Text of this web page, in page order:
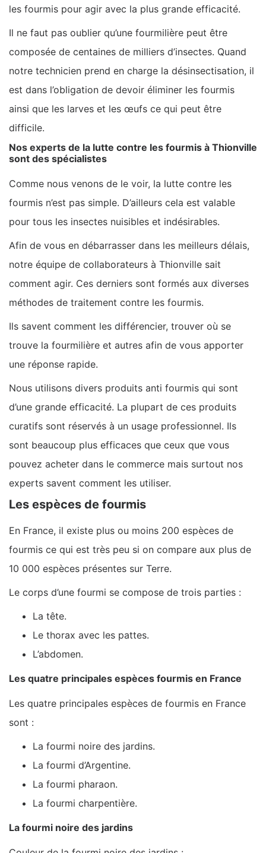
les fourmis pour agir avec la plus grande efficacité.
Il ne faut pas oublier qu’une fourmilière peut être
composée de centaines de milliers d’insectes. Quand
notre technicien prend en charge la désinsectisation, il
est dans l’obligation de devoir éliminer les fourmis
ainsi que les larves et les œufs ce qui peut être
difficile.
Nos experts de la lutte contre les fourmis à Thionville
sont des spécialistes
Comme nous venons de le voir, la lutte contre les
fourmis n’est pas simple. D’ailleurs cela est valable
pour tous les insectes nuisibles et indésirables.
Afin de vous en débarrasser dans les meilleurs délais,
notre équipe de collaborateurs à Thionville sait
comment agir. Ces derniers sont formés aux diverses
méthodes de traitement contre les fourmis.
Ils savent comment les différencier, trouver où se
trouve la fourmilière et autres afin de vous apporter
une réponse rapide.
Nous utilisons divers produits anti fourmis qui sont
d’une grande efficacité. La plupart de ces produits
curatifs sont réservés à un usage professionnel. Ils
sont beaucoup plus efficaces que ceux que vous
pouvez acheter dans le commerce mais surtout nos
experts savent comment les utiliser.
Les espèces de fourmis
En France, il existe plus ou moins 200 espèces de
fourmis ce qui est très peu si on compare aux plus de
10 000 espèces présentes sur Terre.
Le corps d’une fourmi se compose de trois parties :
La tête.
Le thorax avec les pattes.
L’abdomen.
Les quatre principales espèces fourmis en France
Les quatre principales espèces de fourmis en France
sont :
La fourmi noire des jardins.
La fourmi d’Argentine.
La fourmi pharaon.
La fourmi charpentière.
La fourmi noire des jardins